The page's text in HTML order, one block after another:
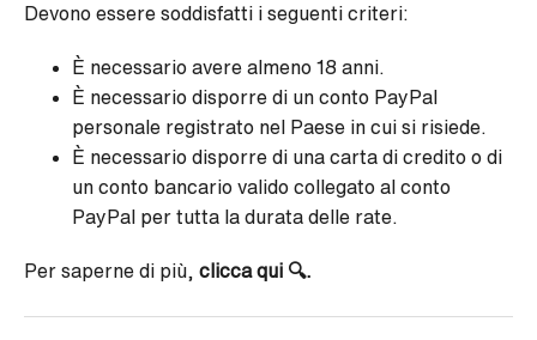
Devono essere soddisfatti i seguenti criteri:
È necessario avere almeno 18 anni.
È necessario disporre di un conto PayPal
personale registrato nel Paese in cui si risiede.
È necessario disporre di una carta di credito o di
un conto bancario valido collegato al conto
PayPal per tutta la durata delle rate.
Per saperne di più, clicca qui 🔍.